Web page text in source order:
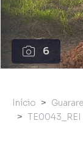
6
Início
TE0043_REI